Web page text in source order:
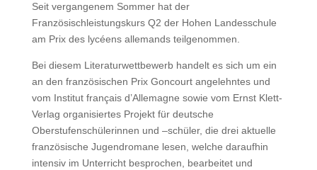
Seit vergangenem Sommer hat der
Französischleistungskurs Q2 der Hohen Landesschule
am Prix des lycéens allemands teilgenommen.
Bei diesem Literaturwettbewerb handelt es sich um ein
an den französischen Prix Goncourt angelehntes und
vom Institut français d’Allemagne sowie vom Ernst Klett-
Verlag organisiertes Projekt für deutsche
Oberstufenschülerinnen und –schüler, die drei aktuelle
französische Jugendromane lesen, welche daraufhin
intensiv im Unterricht besprochen, bearbeitet und